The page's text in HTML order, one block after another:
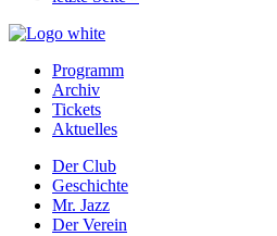
Prefooter
Programm
Archiv
Tickets
Aktuelles
Prefooter
Der Club
Geschichte
Mr. Jazz
Der Verein